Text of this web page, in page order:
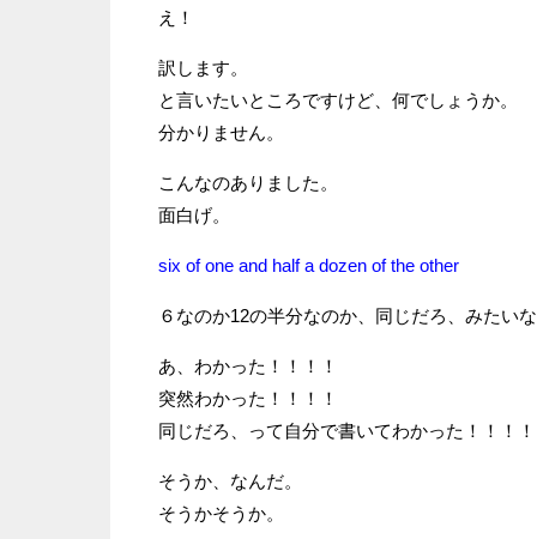
え！
訳します。
と言いたいところですけど、何でしょうか。
分かりません。
こんなのありました。
面白げ。
six of one and half a dozen of the other
６なのか12の半分なのか、同じだろ、みたい
あ、わかった！！！！
突然わかった！！！！
同じだろ、って自分で書いてわかった！！！！
そうか、なんだ。
そうかそうか。